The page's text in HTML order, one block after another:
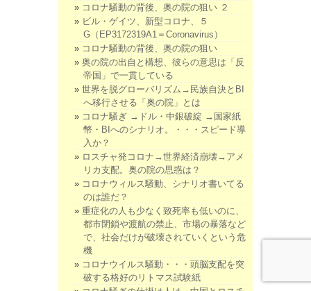
コロナ騒動の背後、奥の院の狙い ２
ビル・ゲイツ、新型コロナ、５
G（EP3172319A1＝Coronavirus）
コロナ騒動の背後、奥の院の狙い
奥の院の出自と構想、彼らの意思は「反
帝国」で一貫している
世界を脱グローバリズム→民族自決とBI
へ移行させる「奥の院」とは
コロナ騒ぎ →ドル・中銀破綻 →国家紙
幣・BIへのシナリオ。・・・スピード導
入か？
ロスチャ発コロナ→世界経済崩壊→アメ
リカ支配。奥の院の思惑は？
コロナウィルス騒動、シナリオ書いてる
のは誰だ？
重症化の人も少なく致死率も低いのに、
都市閉鎖や渡航の禁止、市場の暴落など
で、社会だけが破壊されていくという危
機
コロナウイルス騒動・・・頭脳支配を突
破する格好のリトマス試験紙